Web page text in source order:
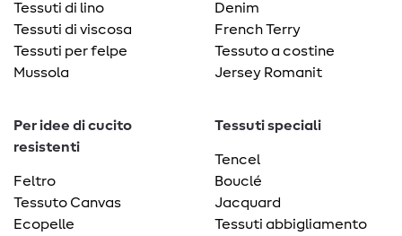
Tessuti di lino
Tessuti di viscosa
Tessuti per felpe
Mussola
Denim
French Terry
Tessuto a costine
Jersey Romanit
Per idee di cucito
resistenti
Feltro
Tessuto Canvas
Ecopelle
Tessuti speciali
Tencel
Bouclé
Jacquard
Tessuti abbigliamento